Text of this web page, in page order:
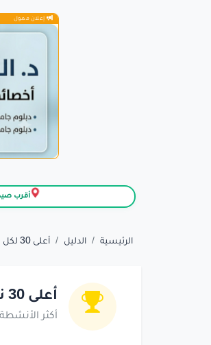
إعلان ممول
أقرب
الرئيسية الدليل أعلى 30 لكل قسم
أعلى 30 نشاط في
أكثر